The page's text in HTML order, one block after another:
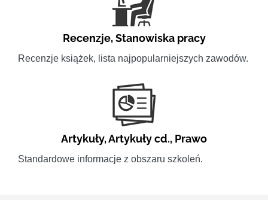
Recenzje,Stanowiska pracy
Recenzje książek, lista najpopularniejszych zawodów.
Artykuły,Artykuły cd., Prawo
Standardowe informacje z obszaru szkoleń.